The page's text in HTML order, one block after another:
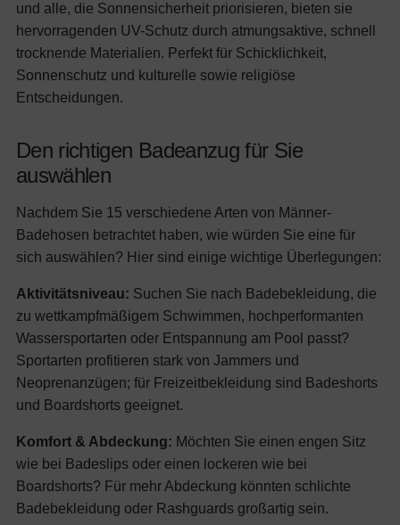
und alle, die Sonnensicherheit priorisieren, bieten sie
hervorragenden UV-Schutz durch atmungsaktive, schnell
trocknende Materialien. Perfekt für Schicklichkeit,
Sonnenschutz und kulturelle sowie religiöse
Entscheidungen.
Den richtigen Badeanzug für Sie
auswählen
Nachdem Sie 15 verschiedene Arten von Männer-
Badehosen betrachtet haben, wie würden Sie eine für
sich auswählen? Hier sind einige wichtige Überlegungen:
Aktivitätsniveau: Suchen Sie nach Badebekleidung, die
zu wettkampfmäßigem Schwimmen, hochperformanten
Wassersportarten oder Entspannung am Pool passt?
Sportarten profitieren stark von Jammers und
Neoprenanzügen; für Freizeitbekleidung sind Badeshorts
und Boardshorts geeignet.
Komfort & Abdeckung: Möchten Sie einen engen Sitz
wie bei Badeslips oder einen lockeren wie bei
Boardshorts? Für mehr Abdeckung könnten schlichte
Badebekleidung oder Rashguards großartig sein.